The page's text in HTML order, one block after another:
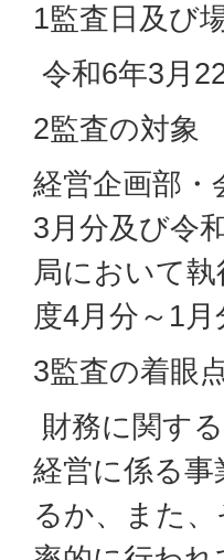
1監査日及び
令和6年3月
2監査の対象
経営企画部・
3月分及び令
局において
度4月分～1
3監査の着眼
財務に関す
経営に係る
るか、また